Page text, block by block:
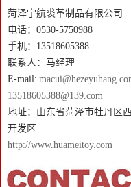
菏泽宇航裘革制品有限公司
电话：0530-5750988
手机：13518605388
联系人：马经理
E-mail:
13518605388@139.com
地址：山东省菏泽市牡丹区
开发区
http://www.huameitoy.com